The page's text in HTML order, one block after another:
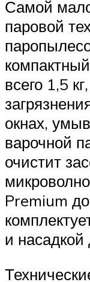
Самой
паровой
всего 1,5
окнах,
варочной
очистит
Premium
и насадкой